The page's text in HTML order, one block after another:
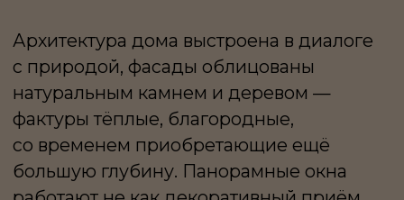
Резиденция полностью готова к жизни.
Дизайнерский проект выполнен
с вниманием к материалам
и пропорциям: натуральный камень,
дерево, спокойная палитра, мебель
и техника, изготовленные
по индивидуальному заказу.
Пространство продумано так, чтобы